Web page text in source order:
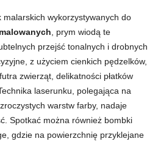
wykorzystywanych do
, prym wiodą te
przejść tonalnych i drobnych
z użyciem cienkich pędzelków,
zwierząt, delikatności płatków
laserunku, polegająca na
warstw farby, nadaje
Spotkać można również bombki
gdzie na powierzchnię przyklejane